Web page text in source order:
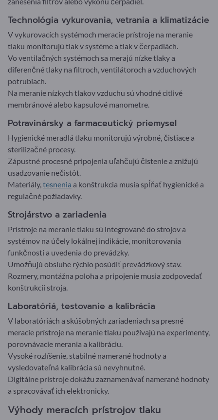
Technológia vykurovania, vetrania a klimatizácie
V vykurovacích systémoch meracie prístroje na meranie
tlaku monitorujú tlak v systéme a tlak v čerpadlách.
Vo ventilačných systémoch sa merajú nízke tlaky a
diferenčné tlaky na filtroch, ventilátoroch a vzduchových
potrubiach.
Na meranie nízkych tlakov vzduchu sú vhodné citlivé
membránové alebo kapsulové manometre.
Potravinársky a farmaceutický priemysel
Hygienické meradlá tlaku monitorujú výrobné, čistiace a
sterilizačné procesy.
Zápustné procesné pripojenia uľahčujú čistenie a znižujú
usadzovanie nečistôt.
Materiály,tesnenia a konštrukcia musia spĺňať hygienické a
regulačné požiadavky.
Strojárstvo a zariadenia
Prístroje na meranie tlaku sú integrované do strojov a
systémov na účely lokálnej indikácie, monitorovania
funkčnosti a uvedenia do prevádzky.
Umožňujú obsluhe rýchlo posúdiť prevádzkový stav.
Rozmery, montážna poloha a pripojenie musia zodpovedať
konštrukcii stroja.
Laboratóriá, testovanie a kalibrácia
V laboratóriách a skúšobných zariadeniach sa presné
meracie prístroje na meranie tlaku používajú na experimenty,
porovnávacie merania a kalibráciu.
Vysoké rozlíšenie, stabilné namerané hodnoty a
vysledovateľná kalibrácia sú nevyhnutné.
Digitálne prístroje dokážu zaznamenávať namerané hodnoty
a spracovávať ich elektronicky.
Výhody meracích prístrojov tlaku